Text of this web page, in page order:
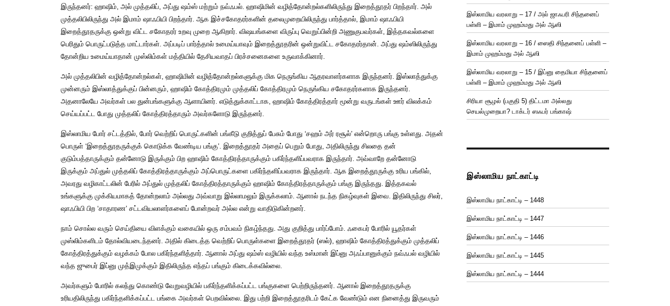
இருந்தனர்: ஹாஷிம், அல் முத்தலிப், அப்து ஷம்ஸ் மற்றும் நவ்ஃபல். ஹாஷிமின் வழித்தோன்றல்களிலிருந்து இறைத்தூதர் பிறந்தார். அல்
முத்தலிபிலிருந்து அல் இமாம் ஷாஃபியி பிறந்தார். ஆக இச்சகோதரர்களின் தலைமுறையிலிருந்து பார்த்தால், இமாம் ஷாஃபியி
இறைத்தூதருக்கு ஒன்று விட்ட சகோதரர் உறவு முறை ஆகிறார். விஷயங்களை விருப்பு வெறுப்பின்றி அணுகுபவர்கள், இத்தகவல்களை
பெரிதும் பொருட்படுத்த மாட்டார்கள். அப்படிப் பார்த்தால் உமைய்யாவும் இறைத்தூதரின் ஒன்றுவிட்ட சகோதரர்தான். அப்து ஷம்ஸிலிருந்து
தோன்றிய உமைய்யாதான் முஸ்லிம்கள் மத்தியில் தேசியவாதப் பிரச்சனைகளை உருவாக்கினார்.
அல் முத்தலிபின் வழித்தோன்றல்கள், ஹாஷிமின் வழித்தோன்றல்களுக்கு மிக நெருங்கிய ஆதரவாளர்களாக இருந்தனர். இஸ்லாத்துக்கு
முன்னரும் இஸ்லாத்துக்குப் பின்னரும், ஹாஷிம் கோத்திரமும் முத்தலிப் கோத்திரமும் நெருங்கிய சகோதரர்களாக இருந்தனர்.
அதனாலேயே அவர்கள் பல துன்பங்களுக்கு ஆளாயினர். எடுத்துக்காட்டாக, ஹாஷிம் கோத்திரத்தார் மூன்று வருடங்கள் ஊர் விலக்கம்
செய்யப்பட்ட போது முத்தலிப் கோத்திரத்தாரும் அவர்களோடு இருந்தனர்.
இஸ்லாமிய போர் சட்டத்தில், போர் வெற்றிப் பொருட்களின் பங்கீடு குறித்துப் பேசும் போது ‘சஹம் அர் ரசூல்’ என்றொரு பங்கு உள்ளது. அதன்
பொருள் ‘இறைத்தூதருக்குக் கொடுக்க வேண்டிய பங்கு’. இறைத்தூதர் அதைப் பெறும் போது, அதிலிருந்து சிலதை தன்
குடும்பத்தாருக்கும் தன்னோடு இருக்கும் பிற ஹாஷிம் கோத்திரத்தாருக்கும் பகிர்ந்தளிப்பவராக இருந்தார். அவ்வாறே தன்னோடு
இருக்கும் அப்துல் முத்தலிப் கோத்திரத்தாருக்கும் அப்பொருட்களை பகிர்ந்தளிப்பவராக இருந்தார். ஆக இறைத்தூருக்கு உரிய பங்கில்,
அவரது வழிகாட்டலின் பேரில் அப்துல் முத்தலிப் கோத்திரத்தாருக்கும் ஹாஷிம் கோத்திரத்தாருக்கும் பங்கு இருந்தது. இத்தகவல்
உங்களுக்கு முக்கியமாகத் தோன்றலாம் அல்லது அவ்வாறு இல்லாமலும் இருக்கலாம். ஆனால் நடந்த நிகழ்வுகள் இவை. இதிலிருந்து சிலர்,
ஷாஃபியி பிற ‘சாதாரண’ சட்டவியலாளர்களைப் போன்றவர் அல்ல என்று வாதிடுகின்றனர்.
நாம் சொல்ல வரும் செய்தியை விளக்கும் வகையில் ஒரு சம்பவம் நிகழ்ந்தது. அது குறித்து பார்ப்போம். ஃகைபர் போரில் யூதர்கள்
முஸ்லிம்களிடம் தோல்வியடைந்தனர். அதில் கிடைத்த வெற்றிப் பொருள்களை இறைத்தூதர் (ஸல்), ஹாஷிம் கோத்திரத்துக்கும் முத்தலிப்
கோத்திரத்துக்கும் வழக்கம் போல பகிர்ந்தளித்தார். ஆனால் அப்து ஷம்ஸ் வழியில் வந்த உஸ்மான் இப்னு அஃப்பானுக்கும் நவ்ஃபல் வழியில்
வந்த ஜுபைர் இப்னு முத்இமுக்கும் இதிலிருந்த எந்தப் பங்கும் கிடைக்கவில்லை.
அவர்களும் போரில் கலந்து கொண்டு வேறுவழியில் பகிர்ந்தளிக்கப்பட்ட பங்குகளை பெற்றிருந்தனர். ஆனால் இறைத்தூதருக்கு
உரியதிலிருந்து பகிர்ந்தளிக்கப்பட்ட பங்கை அவர்கள் பெறவில்லை. இது பற்றி இறைத்தூதரிடம் கேட்க வேண்டும் என நினைத்து இருவரும்
இஸ்லாமிய வரலாறு – 17 / அல் ஜாஃபரி சிந்தனைப்
பள்ளி – இமாம் முஹம்மது அல் ஆஸி
இஸ்லாமிய வரலாறு – 16 / ஸைதி சிந்தனைப் பள்ளி –
இமாம் முஹம்மது அல் ஆஸி
இஸ்லாமிய வரலாறு – 15 / இப்னு தைமியா சிந்தனைப்
பள்ளி – இமாம் முஹம்மது அல் ஆஸி
சிரியா சூழல் (பகுதி 5) திட்டமா அல்லது
செயல்முறையா? டாக்டர் ஸஃபர் பங்காஷ்
இஸ்லாமிய நாட்காட்டி
இஸ்லாமிய நாட்காட்டி – 1448
இஸ்லாமிய நாட்காட்டி – 1447
இஸ்லாமிய நாட்காட்டி – 1446
இஸ்லாமிய நாட்காட்டி – 1445
இஸ்லாமிய நாட்காட்டி – 1444